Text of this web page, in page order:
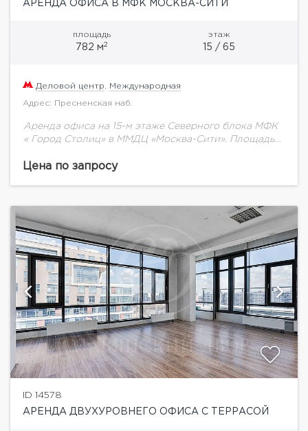
АРЕНДА ОФИСА В МФК МОСКВА-СИТИ
площадь
782 м2
этаж
15 / 65
Деловой центр Международная
Адрес: Пресненская наб.
Аренда офиса на 15-м этаже Северного блока МФК
« Город Столиц» в ММДЦ «Москва-Сити». Площадь
"люкс", меблировка. Стоимость аренды: 3 586...
Цена по запросу
ID 14578
АРЕНДА ДВУХУРОВНЕГО ОФИСА С ТЕРРАСОЙ